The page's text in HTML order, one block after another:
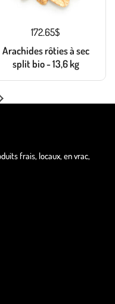
172.65$
Arachides rôties à sec
split bio - 13,6 kg
frais, locaux, en vrac,